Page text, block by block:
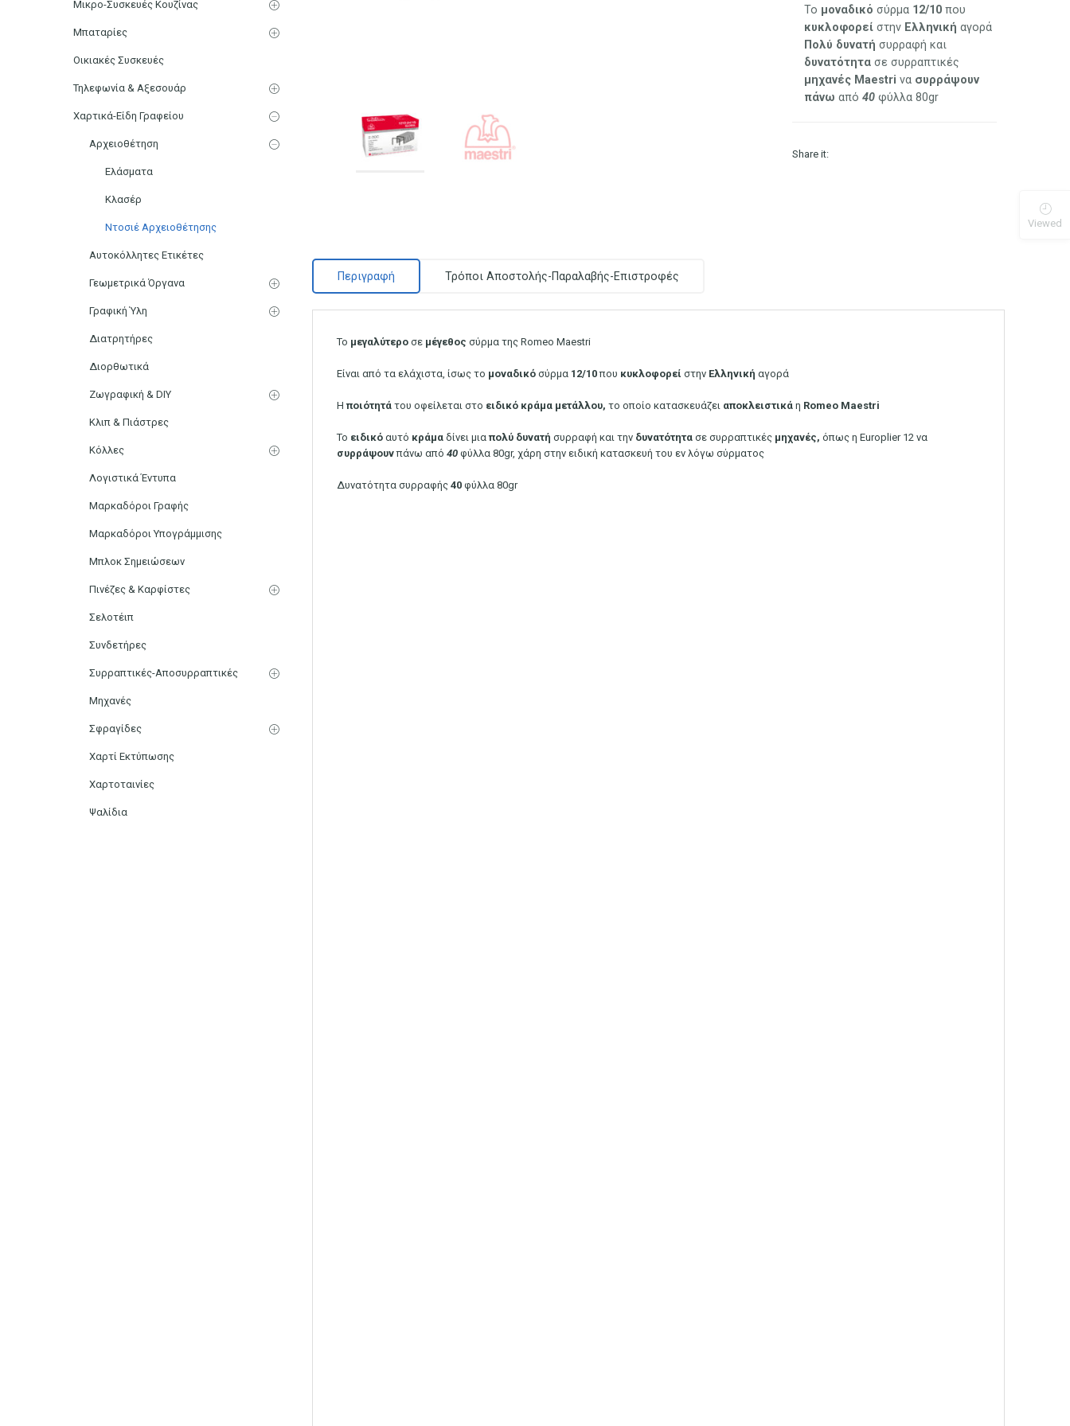
Το μοναδικό σύρμα 12/10 που
κυκλοφορεί στην Ελληνική αγορά
Πολύ δυνατή συρραφή και
δυνατότητα σε συρραπτικές
μηχανές Maestriνα συρράψουν
πάνωαπό40φύλλα 80gr
Share it:
Περιγραφή Τρόποι Αποστολής-Παραλαβής-Επιστροφές
Το μεγαλύτερο σε μέγεθος σύρμα της Romeo Maestri
Είναι από τα ελάχιστα, ίσως το μοναδικό σύρμα 12/10που κυκλοφορεί στην Ελληνική αγορά
Ηποιότητά του οφείλεται στο ειδικό κράμα μετάλλου, το οποίο κατασκευάζει αποκλειστικά η Romeo Maestri
Το ειδικό αυτό κράμα δίνει μιαπολύ δυνατή συρραφή και την δυνατότητα σε συρραπτικές μηχανές, όπως η Europlier 12 να
συρράψουνπάνω από 40 φύλλα 80gr, χάρη στην ειδική κατασκευή του εν λόγω σύρματος
Δυνατότητα συρραφής 40 φύλλα 80gr
Μικρο-Συσκευές Κουζίνας
Μπαταρίες
Οικιακές Συσκευές
Τηλεφωνία & Αξεσουάρ
Χαρτικά-Είδη Γραφείου
Αρχειοθέτηση
Ελάσματα
Κλασέρ
Ντοσιέ Αρχειοθέτησης
Αυτοκόλλητες Ετικέτες
Γεωμετρικά Όργανα
Γραφική Ύλη
Διατρητήρες
Διορθωτικά
Ζωγραφική & DIY
Κλιπ & Πιάστρες
Κόλλες
Λογιστικά Έντυπα
Μαρκαδόροι Γραφής
Μαρκαδόροι Υπογράμμισης
Μπλοκ Σημειώσεων
Πινέζες & Καρφίστες
Σελοτέιπ
Συνδετήρες
Συρραπτικές-Αποσυρραπτικές
Μηχανές
Σφραγίδες
Χαρτί Εκτύπωσης
Χαρτοταινίες
Ψαλίδια
Viewed